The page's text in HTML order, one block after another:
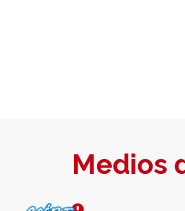
Medios